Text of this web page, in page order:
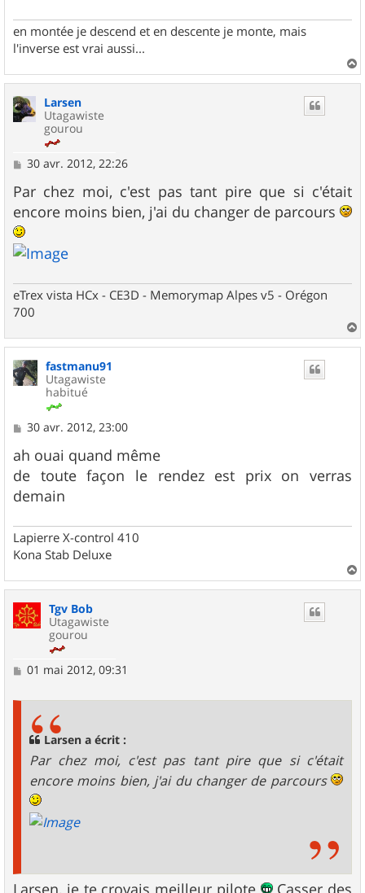
en montée je descend et en descente je monte, mais
l'inverse est vrai aussi...
a
Larsen
Utagawiste
gourou
M
s
s
a
g
e
30 avr. 2012, 22:26
Par chez moi, c'est pas tant pire que si c'était
encore moins bien, j'ai du changer de parcours
eTrex vista HCx - CE3D - Memorymap Alpes v5 - Orégon
700
a
fastmanu91
Utagawiste
habitué
M
s
s
a
g
e
30 avr. 2012, 23:00
ah ouai quand même
de toute façon le rendez est prix on verras
demain
Lapierre X-control 410
Kona Stab Deluxe
a
Tgv Bob
Utagawiste
gourou
M
01 mai 2012, 09:31
Larsen a écrit :
Par chez moi, c'est pas tant pire que si c'était
encore moins bien, j'ai du changer de parcours